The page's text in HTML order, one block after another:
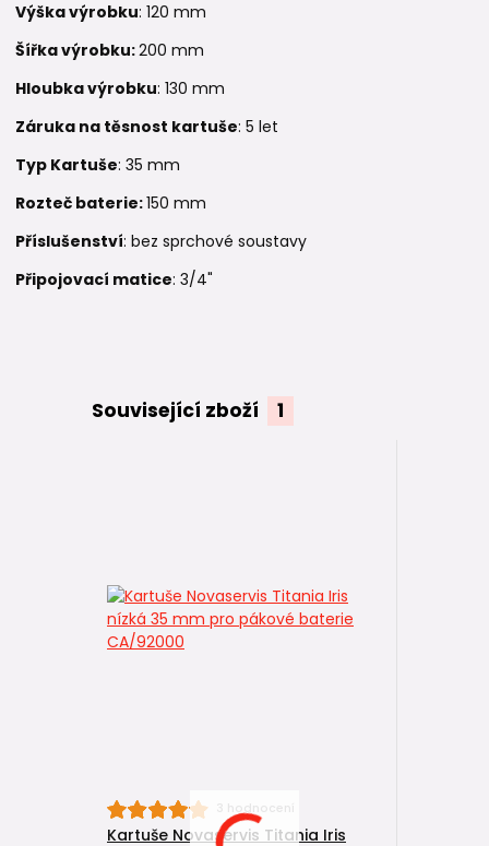
Výška výrobku: 120 mm
Šířka výrobku:200 mm
Hloubka výrobku: 130 mm
Záruka na těsnost kartuše: 5 let
Typ Kartuše: 35 mm
Rozteč baterie:150 mm
Příslušenství: bez sprchové soustavy
Připojovací matice: 3/4"
Související zboží 1
3 hodnocení
Kartuše Novaservis Titania Iris